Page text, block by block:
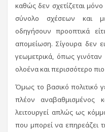
καθώς δεν σχετίζεται
σύνολο σχέσεων και
οδηγήσουν προοπτικά
απομείωση. Σίγουρα δεν
γεωμετρικά, όπως
ολοένα και περισσότερο
Όμως το βασικό πολιτικό
πλέον αναβαθμισμένος
λειτουργεί απλώς ως
που μπορεί να επηρεάζει